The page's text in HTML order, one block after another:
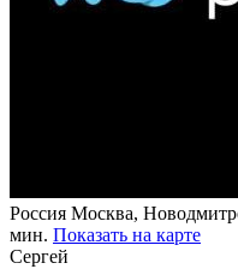
Россия Москва,
мин. Показать на карте
Сергей